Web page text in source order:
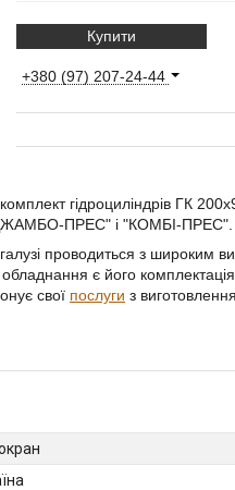
Купити
+380 (97) 207-24-44
гідроциліндрів ГК
"ДЖАМБО-ПРЕС" і "КОМБІ-ПРЕС".
проводиться з широким
є його
свої послуги з